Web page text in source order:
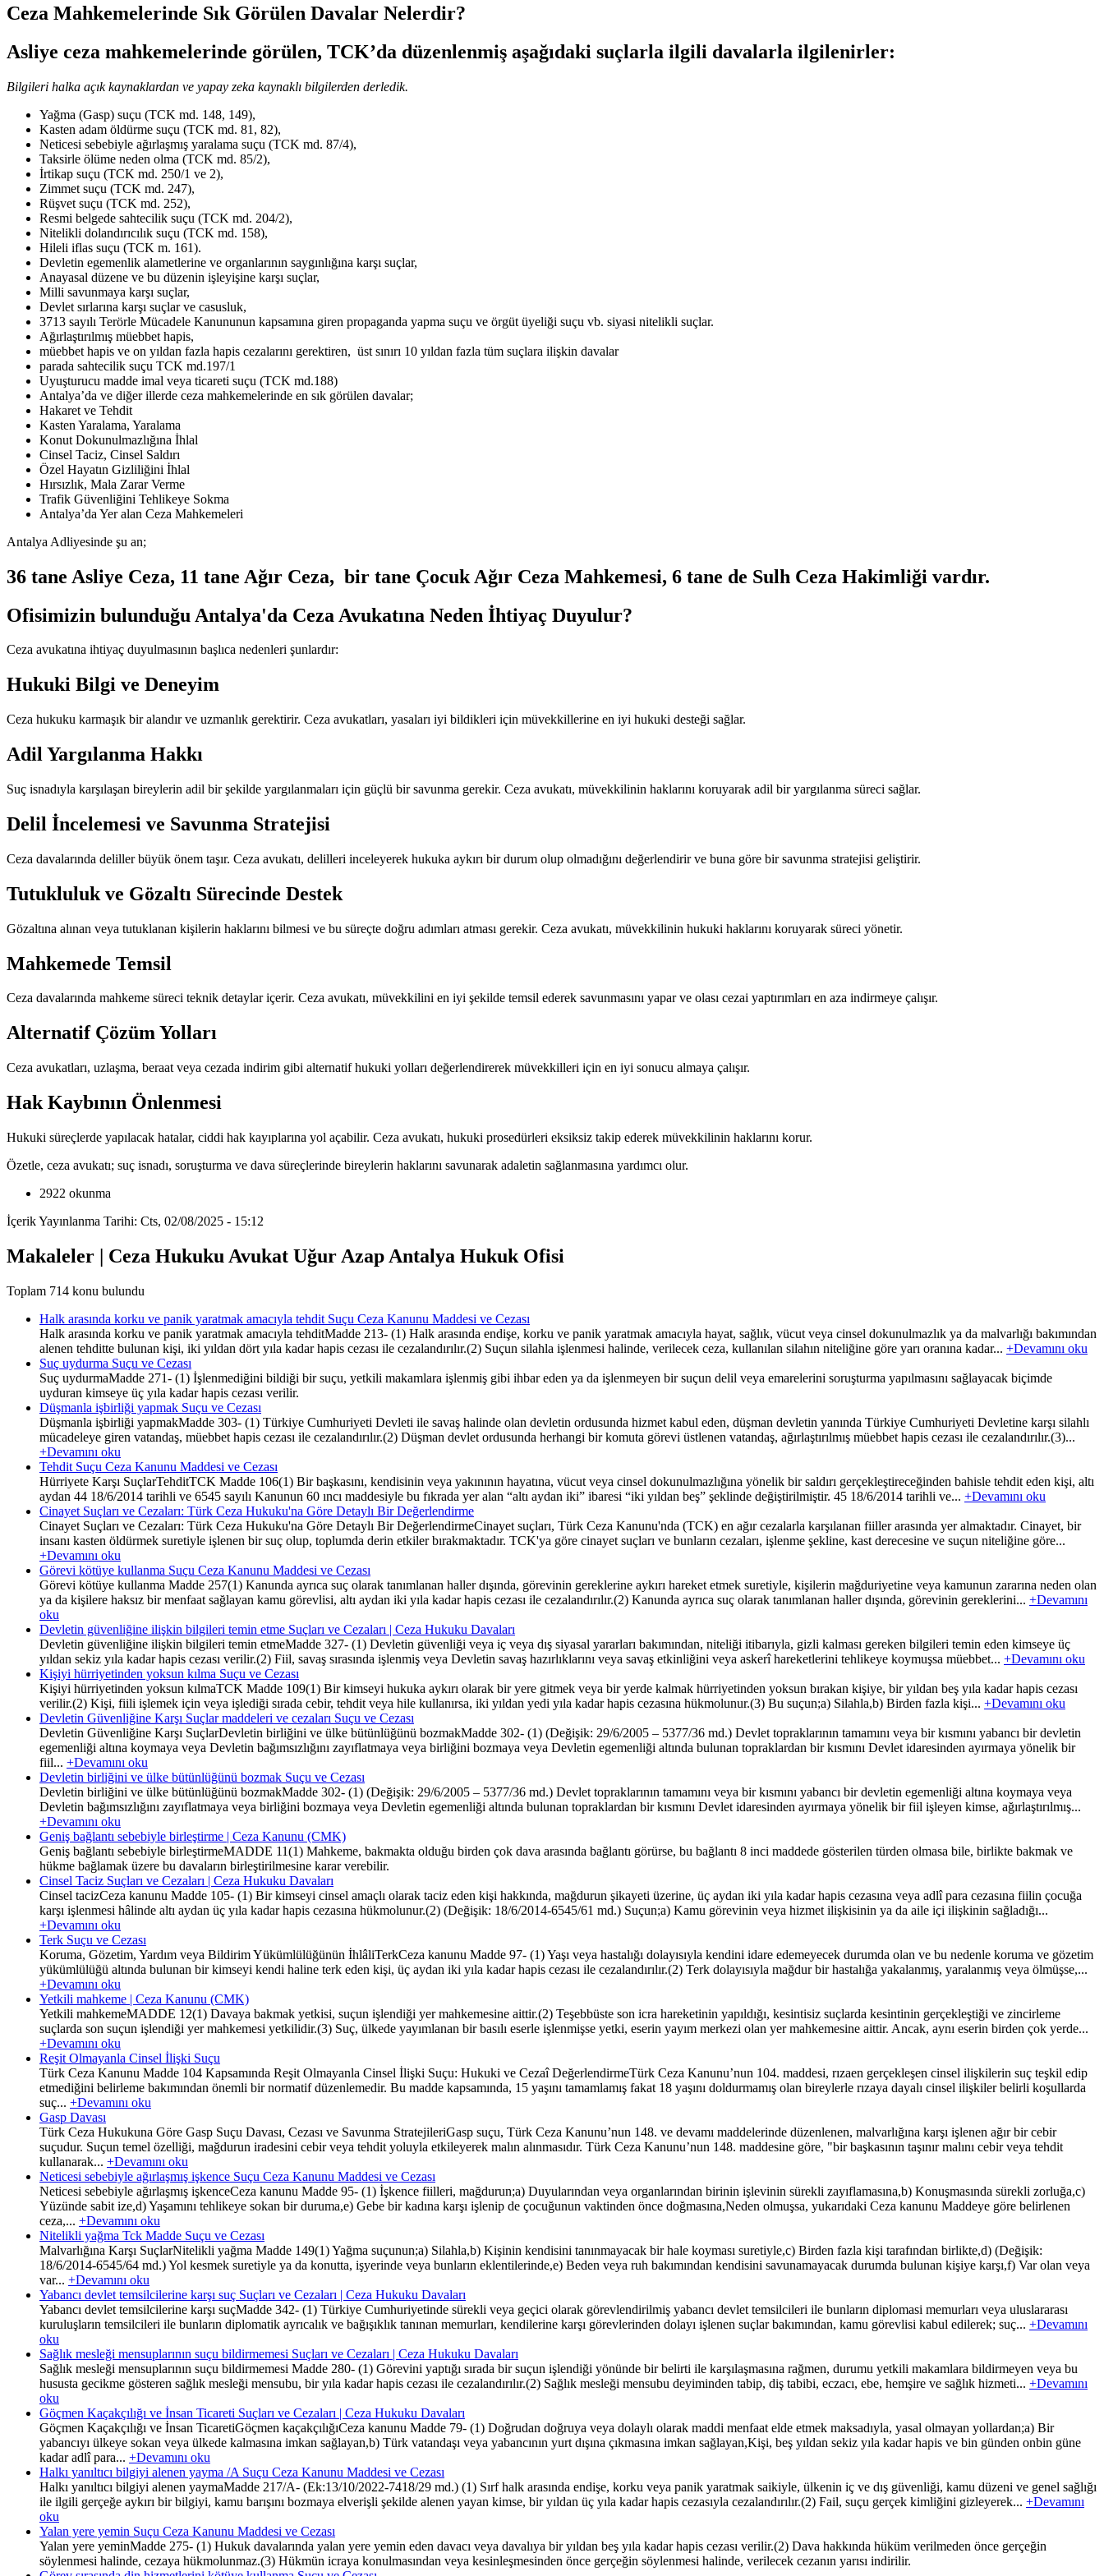
Ceza Mahkemelerinde Sık Görülen Davalar Nelerdir?
Asliye ceza mahkemelerinde görülen, TCK’da düzenlenmiş aşağıdaki suçlarla ilgili davalarla ilgilenirler:
Bilgileri halka açık kaynaklardan ve yapay zeka kaynaklı bilgilerden derledik.
Yağma (Gasp) suçu (TCK md. 148, 149),
Kasten adam öldürme suçu (TCK md. 81, 82),
Neticesi sebebiyle ağırlaşmış yaralama suçu (TCK md. 87/4),
Taksirle ölüme neden olma (TCK md. 85/2),
İrtikap suçu (TCK md. 250/1 ve 2),
Zimmet suçu (TCK md. 247),
Rüşvet suçu (TCK md. 252),
Resmi belgede sahtecilik suçu (TCK md. 204/2),
Nitelikli dolandırıcılık suçu (TCK md. 158),
Hileli iflas suçu (TCK m. 161).
Devletin egemenlik alametlerine ve organlarının saygınlığına karşı suçlar,
Anayasal düzene ve bu düzenin işleyişine karşı suçlar,
Milli savunmaya karşı suçlar,
Devlet sırlarına karşı suçlar ve casusluk,
3713 sayılı Terörle Mücadele Kanununun kapsamına giren propaganda yapma suçu ve örgüt üyeliği suçu vb. siyasi nitelikli suçlar.
Ağırlaştırılmış müebbet hapis,
müebbet hapis ve on yıldan fazla hapis cezalarını gerektiren, üst sınırı 10 yıldan fazla tüm suçlara ilişkin davalar
parada sahtecilik suçu TCK md.197/1
Uyuşturucu madde imal veya ticareti suçu (TCK md.188)
Antalya’da ve diğer illerde ceza mahkemelerinde en sık görülen davalar;
Hakaret ve Tehdit
Kasten Yaralama, Yaralama
Konut Dokunulmazlığına İhlal
Cinsel Taciz, Cinsel Saldırı
Özel Hayatın Gizliliğini İhlal
Hırsızlık, Mala Zarar Verme
Trafik Güvenliğini Tehlikeye Sokma
Antalya’da Yer alan Ceza Mahkemeleri
Antalya Adliyesinde şu an;
36 tane Asliye Ceza, 11 tane Ağır Ceza, bir tane Çocuk Ağır Ceza Mahkemesi, 6 tane de Sulh Ceza Hakimliği vardır.
Ofisimizin bulunduğu Antalya'da Ceza Avukatına Neden İhtiyaç Duyulur?
Ceza avukatına ihtiyaç duyulmasının başlıca nedenleri şunlardır:
Hukuki Bilgi ve Deneyim
Ceza hukuku karmaşık bir alandır ve uzmanlık gerektirir. Ceza avukatları, yasaları iyi bildikleri için müvekkillerine en iyi hukuki desteği sağlar.
Adil Yargılanma Hakkı
Suç isnadıyla karşılaşan bireylerin adil bir şekilde yargılanmaları için güçlü bir savunma gerekir. Ceza avukatı, müvekkilinin haklarını koruyarak adil bir yargılanma süreci sağlar.
Delil İncelemesi ve Savunma Stratejisi
Ceza davalarında deliller büyük önem taşır. Ceza avukatı, delilleri inceleyerek hukuka aykırı bir durum olup olmadığını değerlendirir ve buna göre bir savunma stratejisi geliştirir.
Tutukluluk ve Gözaltı Sürecinde Destek
Gözaltına alınan veya tutuklanan kişilerin haklarını bilmesi ve bu süreçte doğru adımları atması gerekir. Ceza avukatı, müvekkilinin hukuki haklarını koruyarak süreci yönetir.
Mahkemede Temsil
Ceza davalarında mahkeme süreci teknik detaylar içerir. Ceza avukatı, müvekkilini en iyi şekilde temsil ederek savunmasını yapar ve olası cezai yaptırımları en aza indirmeye çalışır.
Alternatif Çözüm Yolları
Ceza avukatları, uzlaşma, beraat veya cezada indirim gibi alternatif hukuki yolları değerlendirerek müvekkilleri için en iyi sonucu almaya çalışır.
Hak Kaybının Önlenmesi
Hukuki süreçlerde yapılacak hatalar, ciddi hak kayıplarına yol açabilir. Ceza avukatı, hukuki prosedürleri eksiksiz takip ederek müvekkilinin haklarını korur.
Özetle, ceza avukatı; suç isnadı, soruşturma ve dava süreçlerinde bireylerin haklarını savunarak adaletin sağlanmasına yardımcı olur.
2922 okunma
İçerik Yayınlanma Tarihi: Cts, 02/08/2025 - 15:12
Makaleler | Ceza Hukuku Avukat Uğur Azap Antalya Hukuk Ofisi
Toplam 714 konu bulundu
Halk arasında korku ve panik yaratmak amacıyla tehdit Suçu Ceza Kanunu Maddesi ve Cezası
Halk arasında korku ve panik yaratmak amacıyla tehditMadde 213- (1) Halk arasında endişe, korku ve panik yaratmak amacıyla hayat, sağlık, vücut veya cinsel dokunulmazlık ya da malvarlığı bakımından
alenen tehditte bulunan kişi, iki yıldan dört yıla kadar hapis cezası ile cezalandırılır.(2) Suçun silahla işlenmesi halinde, verilecek ceza, kullanılan silahın niteliğine göre yarı oranına kadar... +Devamını oku
Suç uydurma Suçu ve Cezası
Suç uydurmaMadde 271- (1) İşlenmediğini bildiği bir suçu, yetkili makamlara işlenmiş gibi ihbar eden ya da işlenmeyen bir suçun delil veya emarelerini soruşturma yapılmasını sağlayacak biçimde
uyduran kimseye üç yıla kadar hapis cezası verilir.
Düşmanla işbirliği yapmak Suçu ve Cezası
Düşmanla işbirliği yapmakMadde 303- (1) Türkiye Cumhuriyeti Devleti ile savaş halinde olan devletin ordusunda hizmet kabul eden, düşman devletin yanında Türkiye Cumhuriyeti Devletine karşı silahlı
mücadeleye giren vatandaş, müebbet hapis cezası ile cezalandırılır.(2) Düşman devlet ordusunda herhangi bir komuta görevi üstlenen vatandaş, ağırlaştırılmış müebbet hapis cezası ile cezalandırılır.(3)...
+Devamını oku
Tehdit Suçu Ceza Kanunu Maddesi ve Cezası
Hürriyete Karşı SuçlarTehditTCK Madde 106(1) Bir başkasını, kendisinin veya yakınının hayatına, vücut veya cinsel dokunulmazlığına yönelik bir saldırı gerçekleştireceğinden bahisle tehdit eden kişi, altı
aydan 44 18/6/2014 tarihli ve 6545 sayılı Kanunun 60 ıncı maddesiyle bu fıkrada yer alan “altı aydan iki” ibaresi “iki yıldan beş” şeklinde değiştirilmiştir. 45 18/6/2014 tarihli ve... +Devamını oku
Cinayet Suçları ve Cezaları: Türk Ceza Hukuku'na Göre Detaylı Bir Değerlendirme
Cinayet Suçları ve Cezaları: Türk Ceza Hukuku'na Göre Detaylı Bir DeğerlendirmeCinayet suçları, Türk Ceza Kanunu'nda (TCK) en ağır cezalarla karşılanan fiiller arasında yer almaktadır. Cinayet, bir
insanı kasten öldürmek suretiyle işlenen bir suç olup, toplumda derin etkiler bırakmaktadır. TCK'ya göre cinayet suçları ve bunların cezaları, işlenme şekline, kast derecesine ve suçun niteliğine göre...
+Devamını oku
Görevi kötüye kullanma Suçu Ceza Kanunu Maddesi ve Cezası
Görevi kötüye kullanma Madde 257(1) Kanunda ayrıca suç olarak tanımlanan haller dışında, görevinin gereklerine aykırı hareket etmek suretiyle, kişilerin mağduriyetine veya kamunun zararına neden olan
ya da kişilere haksız bir menfaat sağlayan kamu görevlisi, altı aydan iki yıla kadar hapis cezası ile cezalandırılır.(2) Kanunda ayrıca suç olarak tanımlanan haller dışında, görevinin gereklerini... +Devamını
oku
Devletin güvenliğine ilişkin bilgileri temin etme Suçları ve Cezaları | Ceza Hukuku Davaları
Devletin güvenliğine ilişkin bilgileri temin etmeMadde 327- (1) Devletin güvenliği veya iç veya dış siyasal yararları bakımından, niteliği itibarıyla, gizli kalması gereken bilgileri temin eden kimseye üç
yıldan sekiz yıla kadar hapis cezası verilir.(2) Fiil, savaş sırasında işlenmiş veya Devletin savaş hazırlıklarını veya savaş etkinliğini veya askerî hareketlerini tehlikeye koymuşsa müebbet... +Devamını oku
Kişiyi hürriyetinden yoksun kılma Suçu ve Cezası
Kişiyi hürriyetinden yoksun kılmaTCK Madde 109(1) Bir kimseyi hukuka aykırı olarak bir yere gitmek veya bir yerde kalmak hürriyetinden yoksun bırakan kişiye, bir yıldan beş yıla kadar hapis cezası
verilir.(2) Kişi, fiili işlemek için veya işlediği sırada cebir, tehdit veya hile kullanırsa, iki yıldan yedi yıla kadar hapis cezasına hükmolunur.(3) Bu suçun;a) Silahla,b) Birden fazla kişi... +Devamını oku
Devletin Güvenliğine Karşı Suçlar maddeleri ve cezaları Suçu ve Cezası
Devletin Güvenliğine Karşı SuçlarDevletin birliğini ve ülke bütünlüğünü bozmakMadde 302- (1) (Değişik: 29/6/2005 – 5377/36 md.) Devlet topraklarının tamamını veya bir kısmını yabancı bir devletin
egemenliği altına koymaya veya Devletin bağımsızlığını zayıflatmaya veya birliğini bozmaya veya Devletin egemenliği altında bulunan topraklardan bir kısmını Devlet idaresinden ayırmaya yönelik bir
fiil... +Devamını oku
Devletin birliğini ve ülke bütünlüğünü bozmak Suçu ve Cezası
Devletin birliğini ve ülke bütünlüğünü bozmakMadde 302- (1) (Değişik: 29/6/2005 – 5377/36 md.) Devlet topraklarının tamamını veya bir kısmını yabancı bir devletin egemenliği altına koymaya veya
Devletin bağımsızlığını zayıflatmaya veya birliğini bozmaya veya Devletin egemenliği altında bulunan topraklardan bir kısmını Devlet idaresinden ayırmaya yönelik bir fiil işleyen kimse, ağırlaştırılmış...
+Devamını oku
Geniş bağlantı sebebiyle birleştirme | Ceza Kanunu (CMK)
Geniş bağlantı sebebiyle birleştirmeMADDE 11(1) Mahkeme, bakmakta olduğu birden çok dava arasında bağlantı görürse, bu bağlantı 8 inci maddede gösterilen türden olmasa bile, birlikte bakmak ve
hükme bağlamak üzere bu davaların birleştirilmesine karar verebilir.
Cinsel Taciz Suçları ve Cezaları | Ceza Hukuku Davaları
Cinsel tacizCeza kanunu Madde 105- (1) Bir kimseyi cinsel amaçlı olarak taciz eden kişi hakkında, mağdurun şikayeti üzerine, üç aydan iki yıla kadar hapis cezasına veya adlî para cezasına fiilin çocuğa
karşı işlenmesi hâlinde altı aydan üç yıla kadar hapis cezasına hükmolunur.(2) (Değişik: 18/6/2014-6545/61 md.) Suçun;a) Kamu görevinin veya hizmet ilişkisinin ya da aile içi ilişkinin sağladığı...
+Devamını oku
Terk Suçu ve Cezası
Koruma, Gözetim, Yardım veya Bildirim Yükümlülüğünün İhlâliTerkCeza kanunu Madde 97- (1) Yaşı veya hastalığı dolayısıyla kendini idare edemeyecek durumda olan ve bu nedenle koruma ve gözetim
yükümlülüğü altında bulunan bir kimseyi kendi haline terk eden kişi, üç aydan iki yıla kadar hapis cezası ile cezalandırılır.(2) Terk dolayısıyla mağdur bir hastalığa yakalanmış, yaralanmış veya ölmüşse,...
+Devamını oku
Yetkili mahkeme | Ceza Kanunu (CMK)
Yetkili mahkemeMADDE 12(1) Davaya bakmak yetkisi, suçun işlendiği yer mahkemesine aittir.(2) Teşebbüste son icra hareketinin yapıldığı, kesintisiz suçlarda kesintinin gerçekleştiği ve zincirleme
suçlarda son suçun işlendiği yer mahkemesi yetkilidir.(3) Suç, ülkede yayımlanan bir basılı eserle işlenmişse yetki, eserin yayım merkezi olan yer mahkemesine aittir. Ancak, aynı eserin birden çok yerde...
+Devamını oku
Reşit Olmayanla Cinsel İlişki Suçu
Türk Ceza Kanunu Madde 104 Kapsamında Reşit Olmayanla Cinsel İlişki Suçu: Hukuki ve Cezaî DeğerlendirmeTürk Ceza Kanunu’nun 104. maddesi, rızaen gerçekleşen cinsel ilişkilerin suç teşkil edip
etmediğini belirleme bakımından önemli bir normatif düzenlemedir. Bu madde kapsamında, 15 yaşını tamamlamış fakat 18 yaşını doldurmamış olan bireylerle rızaya dayalı cinsel ilişkiler belirli koşullarda
suç... +Devamını oku
Gasp Davası
Türk Ceza Hukukuna Göre Gasp Suçu Davası, Cezası ve Savunma StratejileriGasp suçu, Türk Ceza Kanunu’nun 148. ve devamı maddelerinde düzenlenen, malvarlığına karşı işlenen ağır bir cebir
suçudur. Suçun temel özelliği, mağdurun iradesini cebir veya tehdit yoluyla etkileyerek malın alınmasıdır. Türk Ceza Kanunu’nun 148. maddesine göre, "bir başkasının taşınır malını cebir veya tehdit
kullanarak... +Devamını oku
Neticesi sebebiyle ağırlaşmış işkence Suçu Ceza Kanunu Maddesi ve Cezası
Neticesi sebebiyle ağırlaşmış işkenceCeza kanunu Madde 95- (1) İşkence fiilleri, mağdurun;a) Duyularından veya organlarından birinin işlevinin sürekli zayıflamasına,b) Konuşmasında sürekli zorluğa,c)
Yüzünde sabit ize,d) Yaşamını tehlikeye sokan bir duruma,e) Gebe bir kadına karşı işlenip de çocuğunun vaktinden önce doğmasına,Neden olmuşsa, yukarıdaki Ceza kanunu Maddeye göre belirlenen
ceza,... +Devamını oku
Nitelikli yağma Tck Madde Suçu ve Cezası
Malvarlığına Karşı SuçlarNitelikli yağma Madde 149(1) Yağma suçunun;a) Silahla,b) Kişinin kendisini tanınmayacak bir hale koyması suretiyle,c) Birden fazla kişi tarafından birlikte,d) (Değişik:
18/6/2014-6545/64 md.) Yol kesmek suretiyle ya da konutta, işyerinde veya bunların eklentilerinde,e) Beden veya ruh bakımından kendisini savunamayacak durumda bulunan kişiye karşı,f) Var olan veya
var... +Devamını oku
Yabancı devlet temsilcilerine karşı suç Suçları ve Cezaları | Ceza Hukuku Davaları
Yabancı devlet temsilcilerine karşı suçMadde 342- (1) Türkiye Cumhuriyetinde sürekli veya geçici olarak görevlendirilmiş yabancı devlet temsilcileri ile bunların diplomasi memurları veya uluslararası
kuruluşların temsilcileri ile bunların diplomatik ayrıcalık ve bağışıklık tanınan memurları, kendilerine karşı görevlerinden dolayı işlenen suçlar bakımından, kamu görevlisi kabul edilerek; suç... +Devamını
oku
Sağlık mesleği mensuplarının suçu bildirmemesi Suçları ve Cezaları | Ceza Hukuku Davaları
Sağlık mesleği mensuplarının suçu bildirmemesi Madde 280- (1) Görevini yaptığı sırada bir suçun işlendiği yönünde bir belirti ile karşılaşmasına rağmen, durumu yetkili makamlara bildirmeyen veya bu
hususta gecikme gösteren sağlık mesleği mensubu, bir yıla kadar hapis cezası ile cezalandırılır.(2) Sağlık mesleği mensubu deyiminden tabip, diş tabibi, eczacı, ebe, hemşire ve sağlık hizmeti... +Devamını
oku
Göçmen Kaçakçılığı ve İnsan Ticareti Suçları ve Cezaları | Ceza Hukuku Davaları
Göçmen Kaçakçılığı ve İnsan TicaretiGöçmen kaçakçılığıCeza kanunu Madde 79- (1) Doğrudan doğruya veya dolaylı olarak maddi menfaat elde etmek maksadıyla, yasal olmayan yollardan;a) Bir
yabancıyı ülkeye sokan veya ülkede kalmasına imkan sağlayan,b) Türk vatandaşı veya yabancının yurt dışına çıkmasına imkan sağlayan,Kişi, beş yıldan sekiz yıla kadar hapis ve bin günden onbin güne
kadar adlî para... +Devamını oku
Halkı yanıltıcı bilgiyi alenen yayma /A Suçu Ceza Kanunu Maddesi ve Cezası
Halkı yanıltıcı bilgiyi alenen yaymaMadde 217/A- (Ek:13/10/2022-7418/29 md.) (1) Sırf halk arasında endişe, korku veya panik yaratmak saikiyle, ülkenin iç ve dış güvenliği, kamu düzeni ve genel sağlığı
ile ilgili gerçeğe aykırı bir bilgiyi, kamu barışını bozmaya elverişli şekilde alenen yayan kimse, bir yıldan üç yıla kadar hapis cezasıyla cezalandırılır.(2) Fail, suçu gerçek kimliğini gizleyerek... +Devamını
oku
Yalan yere yemin Suçu Ceza Kanunu Maddesi ve Cezası
Yalan yere yeminMadde 275- (1) Hukuk davalarında yalan yere yemin eden davacı veya davalıya bir yıldan beş yıla kadar hapis cezası verilir.(2) Dava hakkında hüküm verilmeden önce gerçeğin
söylenmesi halinde, cezaya hükmolunmaz.(3) Hükmün icraya konulmasından veya kesinleşmesinden önce gerçeğin söylenmesi halinde, verilecek cezanın yarısı indirilir.